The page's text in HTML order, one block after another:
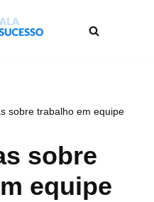
sobre trabalho em equipe
sobre
equipe